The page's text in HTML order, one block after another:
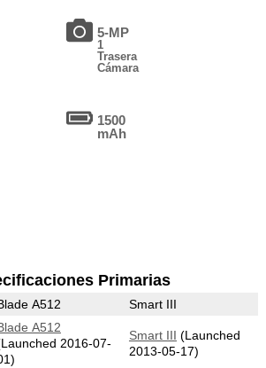
5-MP
1
Trasera
Cámara
1500
mAh
Primarias
A512 Smart III
A512
2016-07-
Smart III (Launched
2013-05-17)